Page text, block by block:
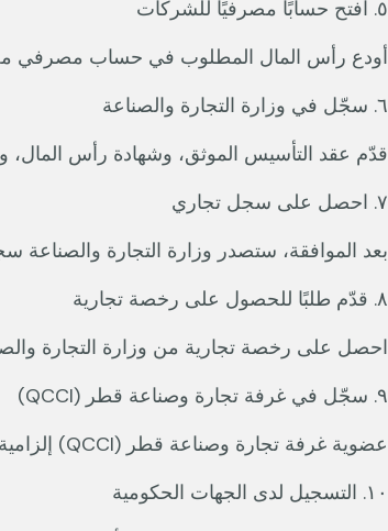
٥. افتح حسابًا مصرفيًا للشركات
أودع رأس المال المطلوب في حساب مصرفي
٦. سجّل في وزارة التجارة والصناعة
قدّم عقد التأسيس الموثق، وشهادة رأس المال،
٧. احصل على سجل تجاري
بعد الموافقة، ستصدر وزارة التجارة
٨. قدّم طلبًا للحصول على رخصة تجارية
احصل على رخصة تجارية من وزارة التجارة
٩. سجّل في غرفة تجارة وصناعة قطر (QCCI)
عضوية غرفة تجارة وصناعة قطر (QCCI) إلزامية لمعظم الكيانات التجارية، وتُسهّل التواصل التجاري وتزيد من المزايا التجارية.
١٠. التسجيل لدى الجهات الحكومية